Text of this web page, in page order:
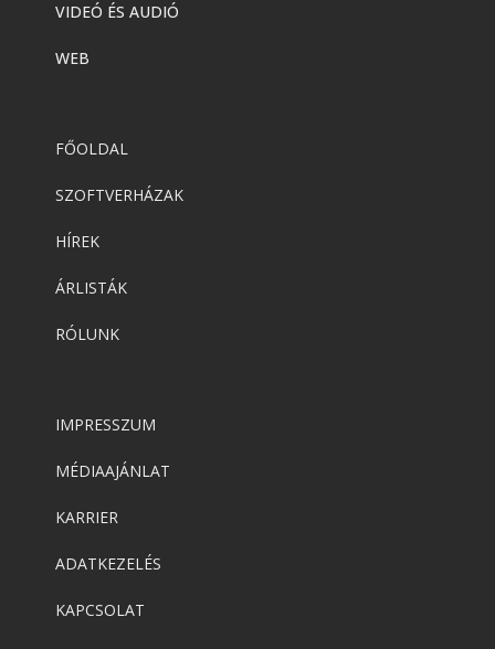
VIDEÓ ÉS AUDIÓ
WEB
FŐOLDAL
SZOFTVERHÁZAK
HÍREK
ÁRLISTÁK
RÓLUNK
IMPRESSZUM
MÉDIAAJÁNLAT
KARRIER
ADATKEZELÉS
KAPCSOLAT